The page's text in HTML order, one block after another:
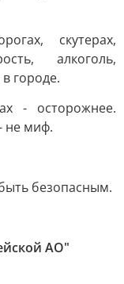
скутерах,
алкоголь,
городе.
- осторожнее.
не миф.
безопасным.
АО"